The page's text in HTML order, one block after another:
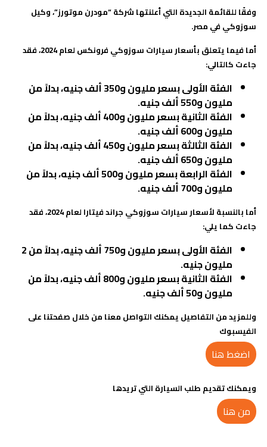
وفقًا للقائمة الجديدة التي أعلنتها شركة “مودرن موتورز”، وكيل
سوزوكي في مصر.
أما فيما يتعلق بأسعار سيارات سوزوكي فرونكس لعام 2024، فقد
جاءت كالتالي:
الفئة الأولى بسعر مليون و350 ألف جنيه، بدلاً من
مليون و550 ألف جنيه
.
الفئة الثانية بسعر مليون و400 ألف جنيه، بدلاً من
مليون و600 ألف جنيه
.
الفئة الثالثة بسعر مليون و450 ألف جنيه، بدلاً من
مليون و650 ألف جنيه
.
الفئة الرابعة بسعر مليون و500 ألف جنيه، بدلاً من
مليون و700 ألف جنيه
.
أما بالنسبة لأسعار سيارات سوزوكي جراند فيتارا لعام 2024، فقد
جاءت كما يلي:
الفئة الأولى بسعر مليون و750 ألف جنيه، بدلاً من 2
مليون جنيه.
الفئة الثانية بسعر مليون و800 ألف جنيه، بدلاً من
مليون و50 ألف جنيه
.
وللمزيد من التفاصيل يمكنك التواصل معنا من خلال صفحتنا على
الفيسبوك
اضغط هنا
ويمكنك تقديم طلب السيارة التي تريدها
من هنا